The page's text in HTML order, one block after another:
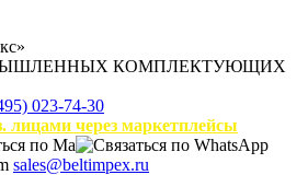
КОМПЛЕКТУЮЩИХ
023-74-30
лицами через маркетплейсы
sales@beltimpex.ru